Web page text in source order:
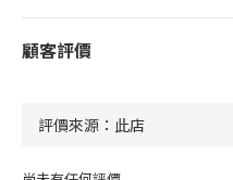
顧客評價